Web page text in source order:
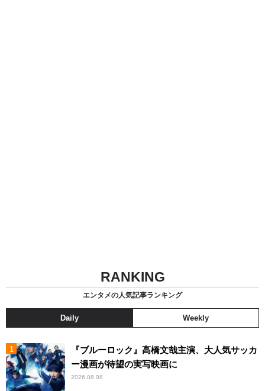
RANKING
エンタメの人気記事ランキング
Daily Weekly
『ブルーロック』高橋文哉主演、大人気サッカ
ー漫画が待望の実写映画に
2026.08.08